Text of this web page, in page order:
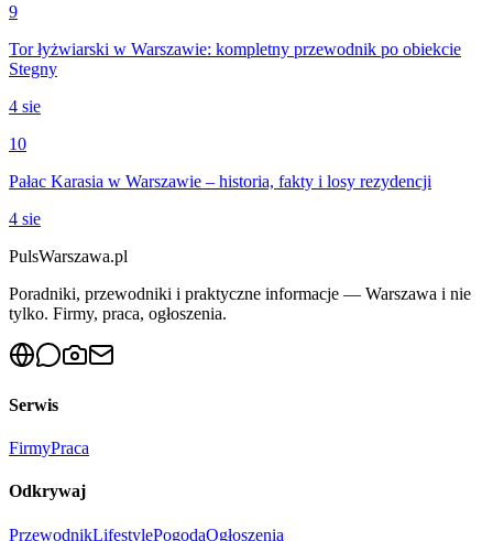
9
Tor łyżwiarski w Warszawie: kompletny przewodnik po obiekcie
Stegny
4 sie
10
Pałac Karasia w Warszawie – historia, fakty i losy rezydencji
4 sie
PulsWarszawa.pl
Poradniki, przewodniki i praktyczne informacje — Warszawa i nie
tylko. Firmy, praca, ogłoszenia.
Serwis
FirmyPraca
Odkrywaj
PrzewodnikLifestylePogodaOgłoszenia